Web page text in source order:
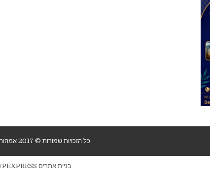
כל הזכויות שמורות © 2017 אמהות מבת-ים
בניית אתרים WPEXPRESS